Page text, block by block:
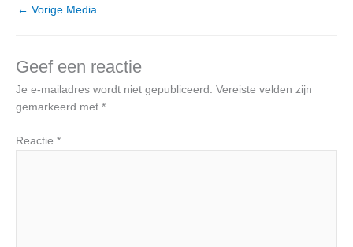
← Vorige Media
Geef een reactie
Je e-mailadres wordt niet gepubliceerd. Vereiste velden zijn
gemarkeerd met *
Reactie *